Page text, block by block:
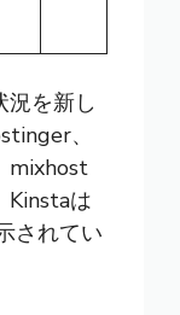
を新し
、
mixhost
Kinstaは
されてい